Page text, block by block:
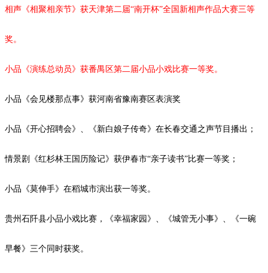
相声《相聚相亲节》获天津第二届“南开杯”全国新相声作品大赛三等
奖。
小品《演练总动员》获番禺区第二届小品小戏比赛一等奖。
小品《会见楼那点事》获河南省豫南赛区表演奖
小品《开心招聘会》、《新白娘子传奇》在长春交通之声节目播出；
情景剧《红杉林王国历险记》获伊春市“亲子读书”比赛一等奖；
小品 《莫伸手》在稻城市演出获一等奖。
贵州石阡县小品小戏比赛，《幸福家园》、《城管无小事》、《一碗
早餐》三个同时获奖。